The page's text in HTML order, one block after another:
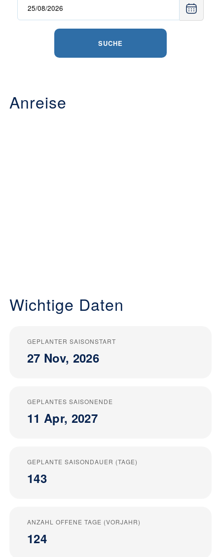
SUCHE
Anreise
Wichtige Daten
GEPLANTER SAISONSTART
27 Nov, 2026
GEPLANTES SAISONENDE
11 Apr, 2027
GEPLANTE SAISONDAUER (TAGE)
143
ANZAHL OFFENE TAGE (VORJAHR)
124